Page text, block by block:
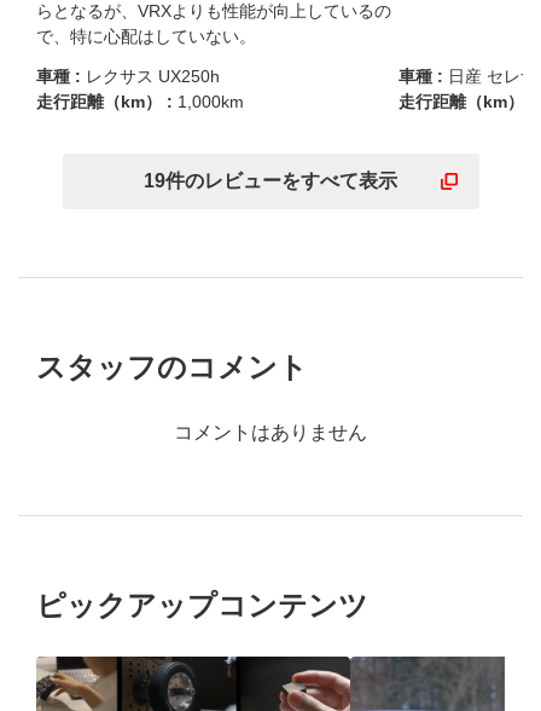
らとなるが、VRXよりも性能が向上しているの
で、特に心配はしていない。
車種 : レクサス UX250h
走行距離（km） : 1,000km
車種 : 日産 セレナ
走行距離（km） :
19件のレビューをすべて表示
スタッフのコメント
コメントはありません
ピックアップコンテンツ